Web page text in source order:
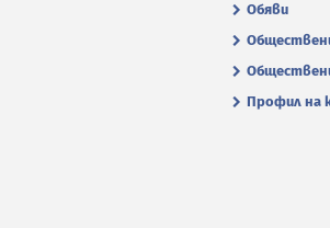
Обяви
Профил на